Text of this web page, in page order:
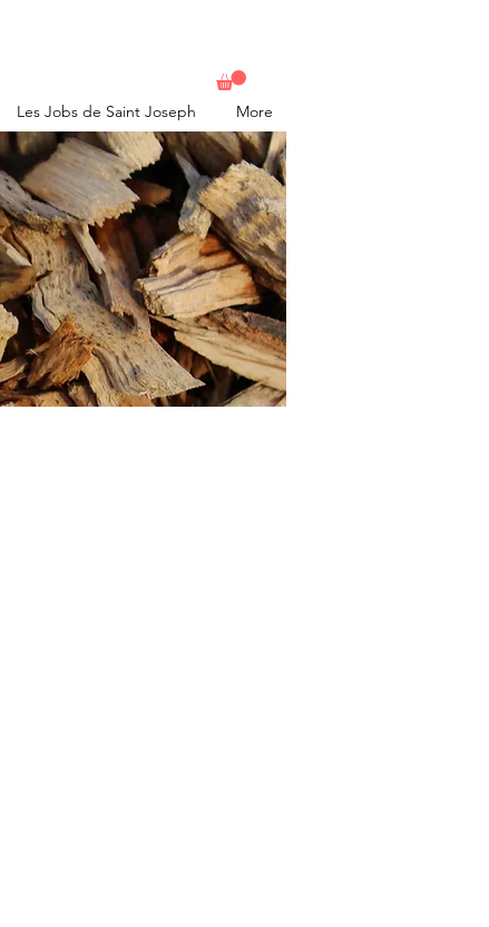
Les Jobs de Saint Joseph More